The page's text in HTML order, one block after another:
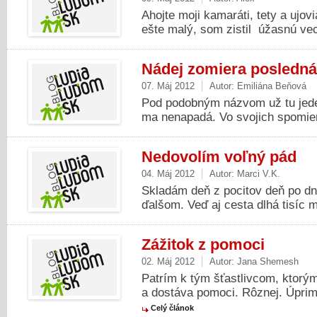
Ahojte moji kamaráti, tety a
ešte malý, som zistil úžasnú
Nádej zomiera posledná
07. Máj 2012 Autor: Emiliána Beňová
Pod podobným názvom už tu
ma nenapadá. Vo svojich
Nedovolím voľný pád
04. Máj 2012 Autor: Marci V.K.
Skladám deň z pocitov deň po
ďalšom. Veď aj cesta dlhá tisíc
Zážitok z pomoci
02. Máj 2012 Autor: Jana Shemesh
Patrím k tým šťastlivcom,
a dostáva pomoci. Rôznej.
Celý článok